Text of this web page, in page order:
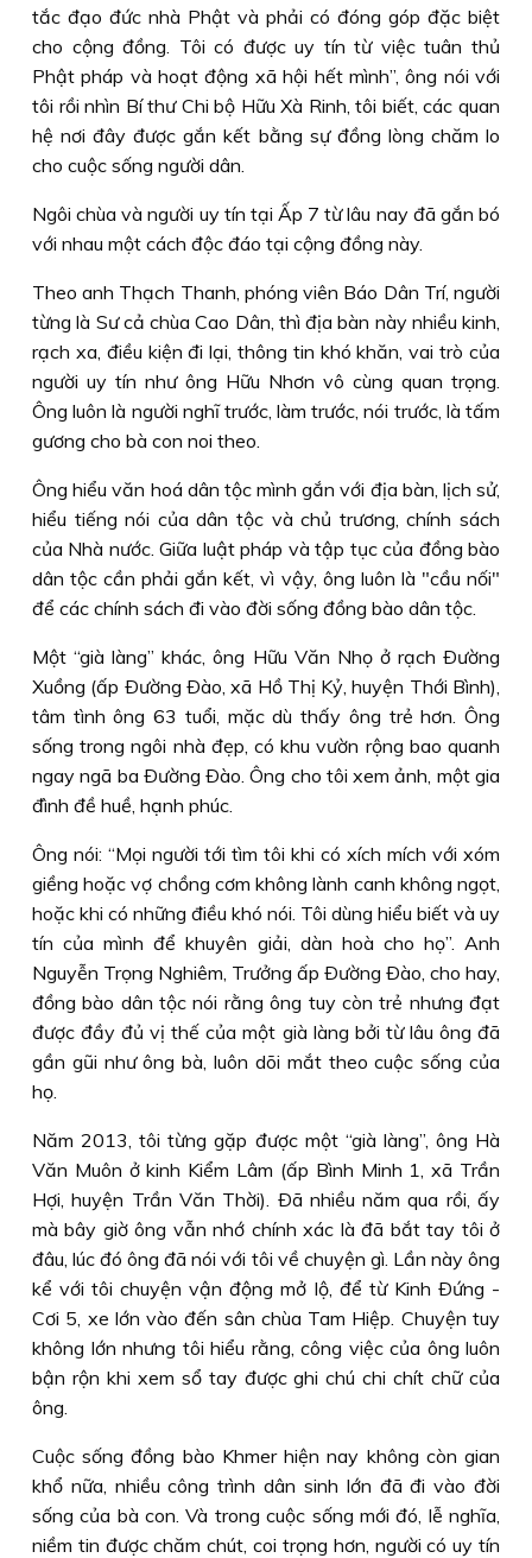
tắc đạo đức nhà Phật và phải có đóng góp đặc biệt
cho cộng đồng. Tôi có được uy tín từ việc tuân thủ
Phật pháp và hoạt động xã hội hết mình”, ông nói với
tôi rồi nhìn Bí thư Chi bộ Hữu Xà Rinh, tôi biết, các quan
hệ nơi đây được gắn kết bằng sự đồng lòng chăm lo
cho cuộc sống người dân.
Ngôi chùa và người uy tín tại Ấp 7 từ lâu nay đã gắn bó
với nhau một cách độc đáo tại cộng đồng này.
Theo anh Thạch Thanh, phóng viên Báo Dân Trí, người
từng là Sư cả chùa Cao Dân, thì địa bàn này nhiều kinh,
rạch xa, điều kiện đi lại, thông tin khó khăn, vai trò của
người uy tín như ông Hữu Nhơn vô cùng quan trọng.
Ông luôn là người nghĩ trước, làm trước, nói trước, là tấm
gương cho bà con noi theo.
Ông hiểu văn hoá dân tộc mình gắn với địa bàn, lịch sử,
hiểu tiếng nói của dân tộc và chủ trương, chính sách
của Nhà nước. Giữa luật pháp và tập tục của đồng bào
dân tộc cần phải gắn kết, vì vậy, ông luôn là "cầu nối"
để các chính sách đi vào đời sống đồng bào dân tộc.
Một “già làng” khác, ông Hữu Văn Nhọ ở rạch Ðường
Xuồng (ấp Ðường Ðào, xã Hồ Thị Kỷ, huyện Thới Bình),
tâm tình ông 63 tuổi, mặc dù thấy ông trẻ hơn. Ông
sống trong ngôi nhà đẹp, có khu vườn rộng bao quanh
ngay ngã ba Ðường Ðào. Ông cho tôi xem ảnh, một gia
đình đề huề, hạnh phúc.
Ông nói: “Mọi người tới tìm tôi khi có xích mích với xóm
giềng hoặc vợ chồng cơm không lành canh không ngọt,
hoặc khi có những điều khó nói. Tôi dùng hiểu biết và uy
tín của mình để khuyên giải, dàn hoà cho họ”. Anh
Nguyễn Trọng Nghiêm, Trưởng ấp Ðường Ðào, cho hay,
đồng bào dân tộc nói rằng ông tuy còn trẻ nhưng đạt
được đầy đủ vị thế của một già làng bởi từ lâu ông đã
gần gũi như ông bà, luôn dõi mắt theo cuộc sống của
họ.
Năm 2013, tôi từng gặp được một “già làng”, ông Hà
Văn Muôn ở kinh Kiểm Lâm (ấp Bình Minh 1, xã Trần
Hợi, huyện Trần Văn Thời). Ðã nhiều năm qua rồi, ấy
mà bây giờ ông vẫn nhớ chính xác là đã bắt tay tôi ở
đâu, lúc đó ông đã nói với tôi về chuyện gì. Lần này ông
kể với tôi chuyện vận động mở lộ, để từ Kinh Ðứng -
Cơi 5, xe lớn vào đến sân chùa Tam Hiệp. Chuyện tuy
không lớn nhưng tôi hiểu rằng, công việc của ông luôn
bận rộn khi xem sổ tay được ghi chú chi chít chữ của
ông.
Cuộc sống đồng bào Khmer hiện nay không còn gian
khổ nữa, nhiều công trình dân sinh lớn đã đi vào đời
sống của bà con. Và trong cuộc sống mới đó, lễ nghĩa,
niềm tin được chăm chút, coi trọng hơn, người có uy tín